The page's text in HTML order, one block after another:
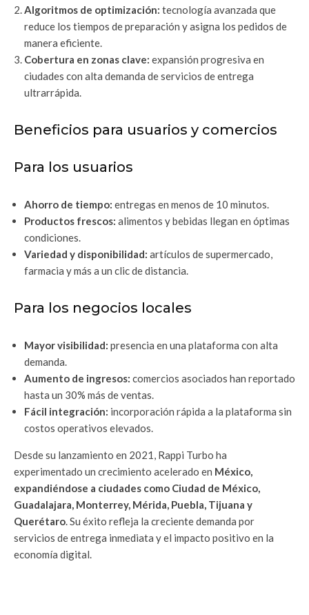
Algoritmos de optimización: tecnología avanzada que
reduce los tiempos de preparación y asigna los pedidos de
manera eficiente.
Cobertura en zonas clave: expansión progresiva en
ciudades con alta demanda de servicios de entrega
ultrarrápida.
Beneficios para usuarios y comercios
Para los usuarios
Ahorro de tiempo: entregas en menos de 10 minutos.
Productos frescos: alimentos y bebidas llegan en óptimas
condiciones.
Variedad y disponibilidad: artículos de supermercado,
farmacia y más a un clic de distancia.
Para los negocios locales
Mayor visibilidad: presencia en una plataforma con alta
demanda.
Aumento de ingresos: comercios asociados han reportado
hasta un 30% más de ventas.
Fácil integración: incorporación rápida a la plataforma sin
costos operativos elevados.
Desde su lanzamiento en 2021, Rappi Turbo ha
experimentado un crecimiento acelerado en México,
expandiéndose a ciudades como Ciudad de México,
Guadalajara, Monterrey, Mérida, Puebla, Tijuana y
Querétaro. Su éxito refleja la creciente demanda por
servicios de entrega inmediata y el impacto positivo en la
economía digital.